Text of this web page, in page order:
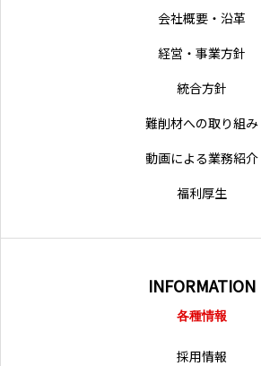
会社概要・沿革
経営・事業方針
統合方針
難削材への取り組み
動画による業務紹介
福利厚生
INFORMATION
各種情報
採用情報